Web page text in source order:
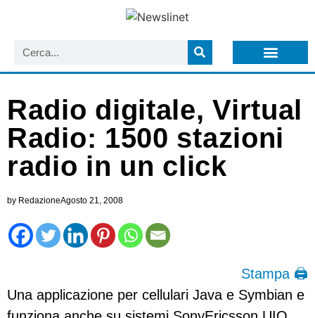
Radio digitale, Virtual
Radio: 1500 stazioni
radio in un click
by RedazioneAgosto 21, 2008
Stampa 🖨
Una applicazione per cellulari Java e Symbian e